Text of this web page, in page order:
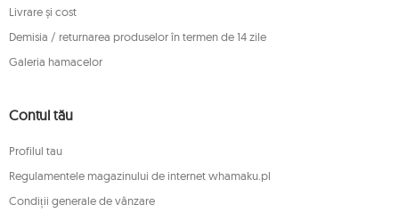
Livrare și cost
Demisia / returnarea produselor în termen de 14 zile
Galeria hamacelor
Contul tău
Profilul tau
Regulamentele magazinului de internet whamaku.pl
Condiții generale de vânzare